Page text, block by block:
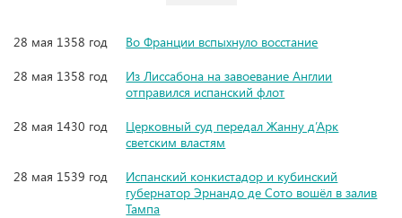
28 мая 1358 год
Во Франции вспыхнуло восстание
28 мая 1358 год
Из Лиссабона на завоевание Англии
отправился испанский флот
28 мая 1430 год
Церковный суд передал Жанну д’Арк
светским властям
28 мая 1539 год
Испанский конкистадор и кубинский
губернатор Эрнандо де Сото вошёл в залив
Тампа